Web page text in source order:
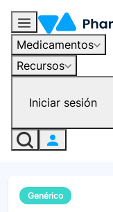
Medicamentos
Recursos
Iniciar sesión
Genérico